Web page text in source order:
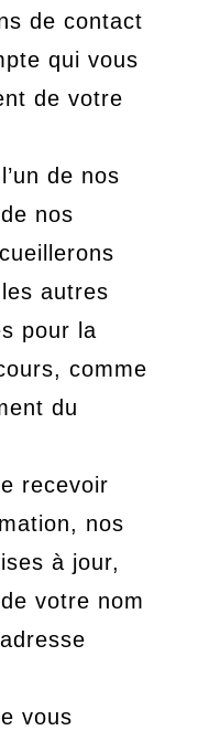
de contact
qui vous
de votre
de nos
nos
autres
pour la
comme
du
recevoir
nos
à jour,
votre nom
vous